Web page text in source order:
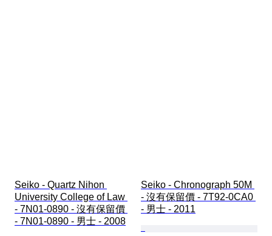
Seiko - Quartz Nihon
University College of Law
- 7N01-0890 - 沒有保留價
- 7N01-0890 - 男士 - 2008
Seiko - Chronograph 50M
- 沒有保留價 - 7T92-0CA0
- 男士 - 2011